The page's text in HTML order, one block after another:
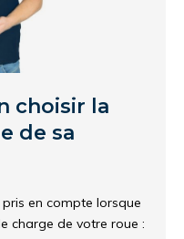
choisir la
de sa
en compte lorsque
charge de votre roue :